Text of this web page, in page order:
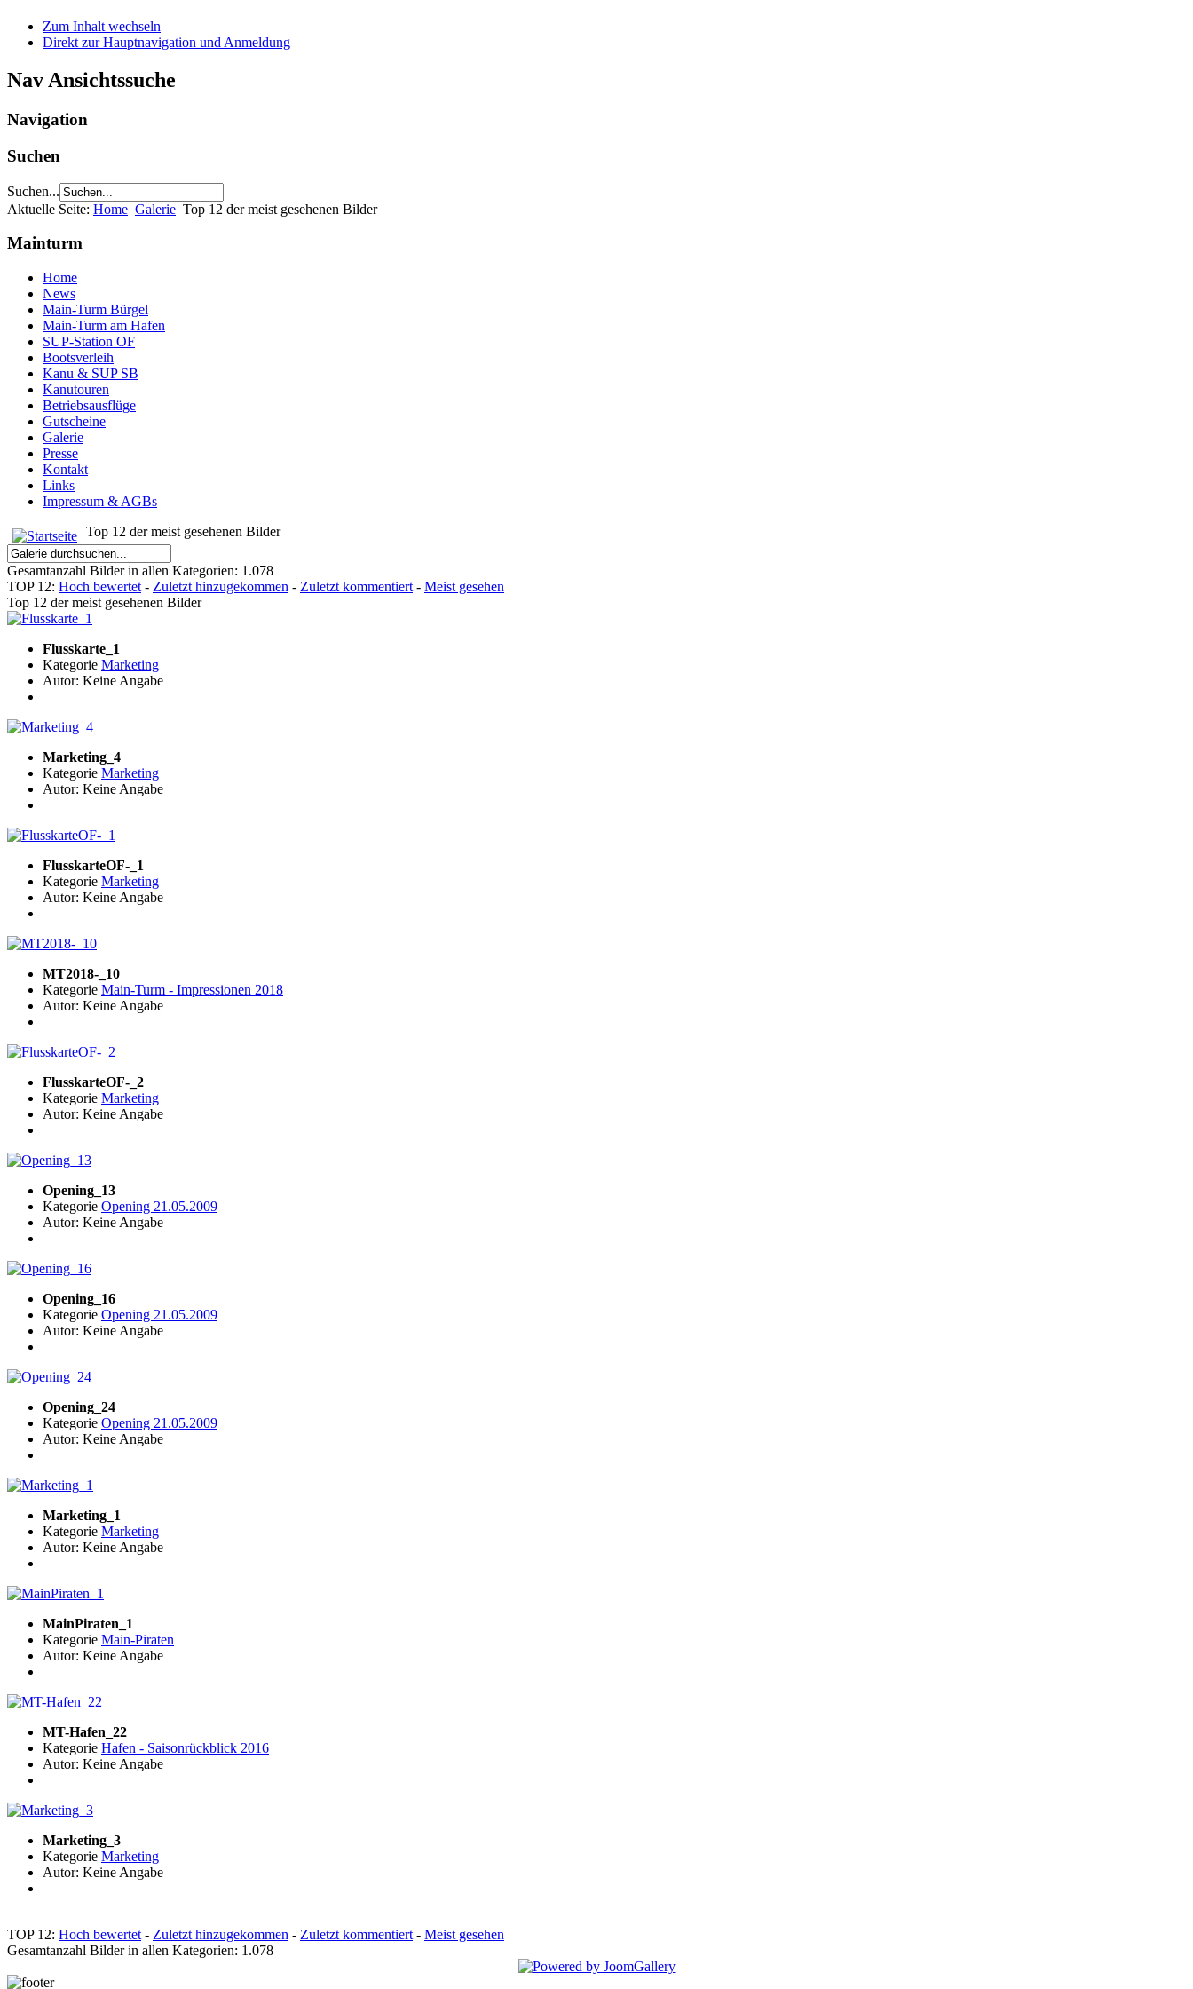
Zum Inhalt wechseln
Direkt zur Hauptnavigation und Anmeldung
Nav Ansichtssuche
Navigation
Suchen
Suchen...
Aktuelle Seite: Home Galerie Top 12 der meist gesehenen Bilder
Mainturm
Home
News
Main-Turm Bürgel
Main-Turm am Hafen
SUP-Station OF
Bootsverleih
Kanu & SUP SB
Kanutouren
Betriebsausflüge
Gutscheine
Galerie
Presse
Kontakt
Links
Impressum & AGBs
Top 12 der meist gesehenen Bilder
Gesamtanzahl Bilder in allen Kategorien: 1.078
TOP 12: Hoch bewertet - Zuletzt hinzugekommen - Zuletzt kommentiert - Meist gesehen
Top 12 der meist gesehenen Bilder
Flusskarte_1
Kategorie Marketing
Autor: Keine Angabe
Marketing_4
Kategorie Marketing
Autor: Keine Angabe
FlusskarteOF-_1
Kategorie Marketing
Autor: Keine Angabe
MT2018-_10
Kategorie Main-Turm - Impressionen 2018
Autor: Keine Angabe
FlusskarteOF-_2
Kategorie Marketing
Autor: Keine Angabe
Opening_13
Kategorie Opening 21.05.2009
Autor: Keine Angabe
Opening_16
Kategorie Opening 21.05.2009
Autor: Keine Angabe
Opening_24
Kategorie Opening 21.05.2009
Autor: Keine Angabe
Marketing_1
Kategorie Marketing
Autor: Keine Angabe
MainPiraten_1
Kategorie Main-Piraten
Autor: Keine Angabe
MT-Hafen_22
Kategorie Hafen - Saisonrückblick 2016
Autor: Keine Angabe
Marketing_3
Kategorie Marketing
Autor: Keine Angabe
TOP 12: Hoch bewertet - Zuletzt hinzugekommen - Zuletzt kommentiert - Meist gesehen
Gesamtanzahl Bilder in allen Kategorien: 1.078